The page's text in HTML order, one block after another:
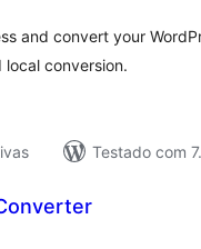
and convert your
local conversion.
Testado com